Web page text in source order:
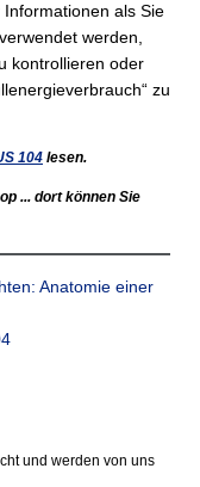
als Sie
werden,
kontrollieren oder
zu
104 lesen.
... dort können Sie
Anatomie einer
und werden von uns